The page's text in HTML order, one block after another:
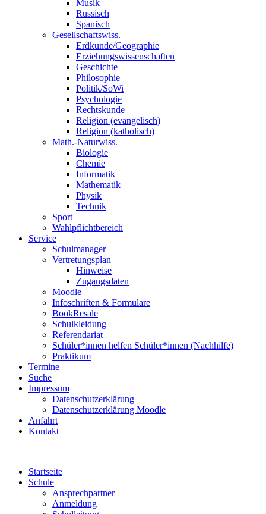
Musik
Russisch
Spanisch
Gesellschaftswiss.
Erdkunde/Geographie
Erziehungswissenschaften
Geschichte
Philosophie
Politik/SoWi
Psychologie
Rechtskunde
Religion (evangelisch)
Religion (katholisch)
Math.-Naturwiss.
Biologie
Chemie
Informatik
Mathematik
Physik
Technik
Sport
Wahlpflichtbereich
Service
Schulmanager
Vertretungsplan
Hinweise
Zugangsdaten
Moodle
Infoschriften & Formulare
BookResale
Schulkleidung
Referendariat
Schüler*innen helfen Schüler*innen (Nachhilfe)
Praktikum
Termine
Suche
Impressum
Datenschutzerklärung
Datenschutzerklärung Moodle
Anfahrt
Kontakt
Startseite
Schule
Ansprechpartner
Anmeldung